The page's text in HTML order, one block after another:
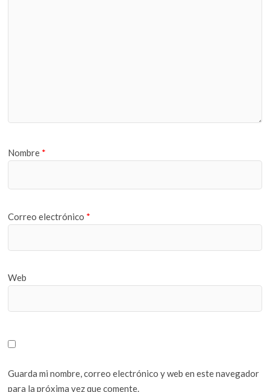
Nombre *
Correo electrónico *
Web
Guarda mi nombre, correo electrónico y web en este navegador
para la próxima vez que comente.